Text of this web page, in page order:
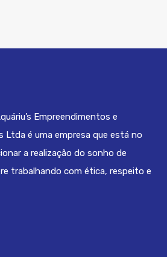
Empreendimentos e
Ltda é uma empresa que está no
a realização do sonho de
trabalhando com ética, respeito e